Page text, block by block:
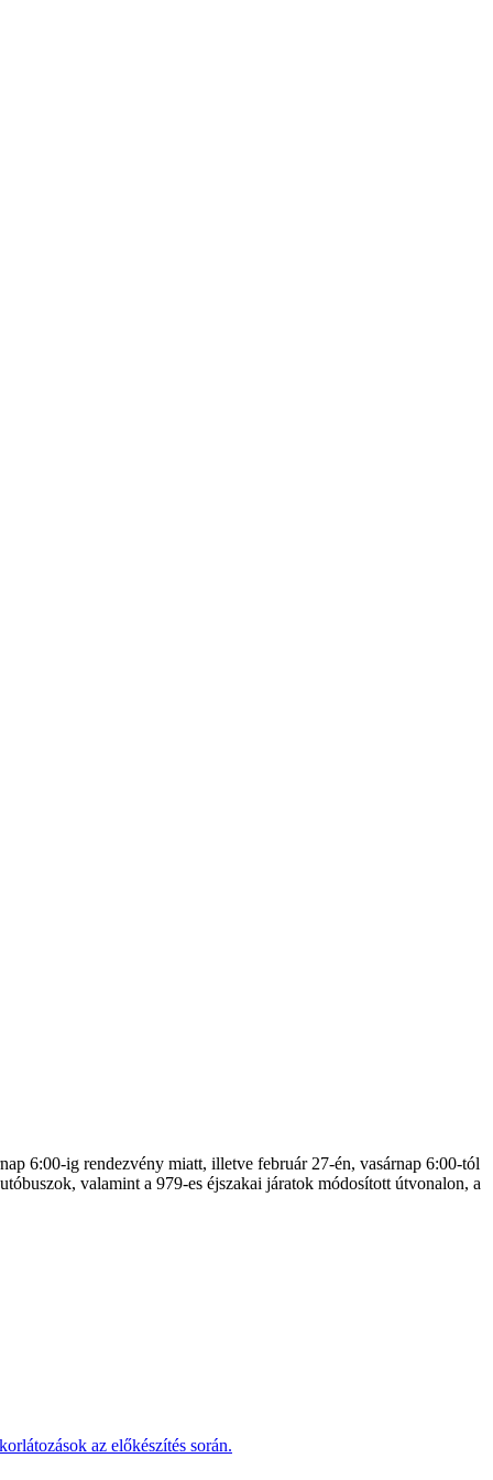
6:00-ig rendezvény miatt, illetve február 27-én, vasárnap 6:00-tól
valamint a 979-es éjszakai járatok módosított útvonalon, a
az előkészítés során.